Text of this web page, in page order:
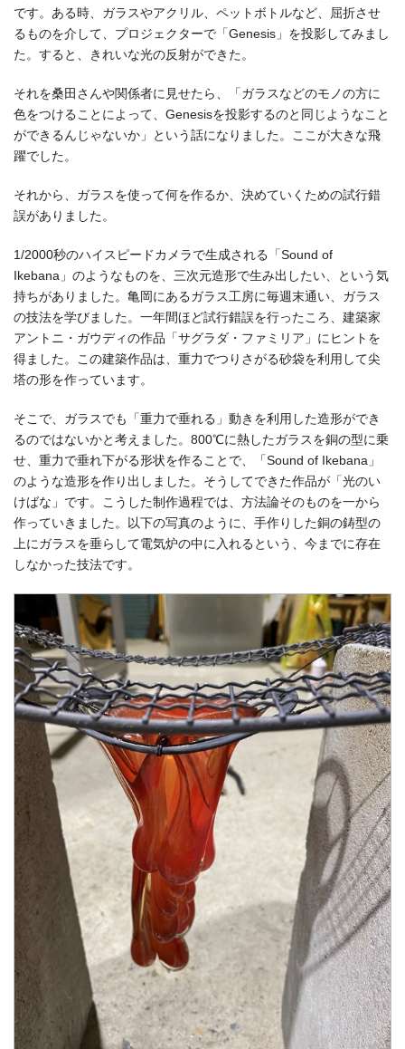
です。ある時、ガラスやアクリル、ペットボトルなど、屈折させ
るものを介して、プロジェクターで「Genesis」を投影してみまし
た。すると、きれいな光の反射ができた。
それを桑田さんや関係者に見せたら、「ガラスなどのモノの方に
色をつけることによって、Genesisを投影するのと同じようなこと
ができるんじゃないか」という話になりました。ここが大きな飛
躍でした。
それから、ガラスを使って何を作るか、決めていくための試行錯
誤がありました。
1/2000秒のハイスピードカメラで生成される「Sound of
Ikebana」のようなものを、三次元造形で生み出したい、という気
持ちがありました。亀岡にあるガラス工房に毎週末通い、ガラス
の技法を学びました。一年間ほど試行錯誤を行ったころ、建築家
アントニ・ガウディの作品「サグラダ・ファミリア」にヒントを
得ました。この建築作品は、重力でつりさがる砂袋を利用して尖
塔の形を作っています。
そこで、ガラスでも「重力で垂れる」動きを利用した造形ができ
るのではないかと考えました。800℃に熱したガラスを銅の型に乗
せ、重力で垂れ下がる形状を作ることで、「Sound of Ikebana」
のような造形を作り出しました。そうしてできた作品が「光のい
けばな」です。こうした制作過程では、方法論そのものを一から
作っていきました。以下の写真のように、手作りした銅の鋳型の
上にガラスを垂らして電気炉の中に入れるという、今までに存在
しなかった技法です。